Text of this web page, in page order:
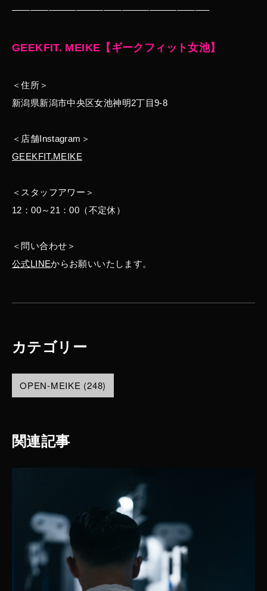
—————————————————————–
GEEKFIT. MEIKE 【ギークフィット女池】
＜住所＞
新潟県新潟市中央区女池神明2丁目9-8
＜店舗Instagram＞
GEEKFIT.MEIKE
＜スタッフアワー＞
12：00～21：00（不定休）
＜問い合わせ＞
公式LINEからお願いいたします。
カテゴリー
OPEN-MEIKE (248)
関連記事